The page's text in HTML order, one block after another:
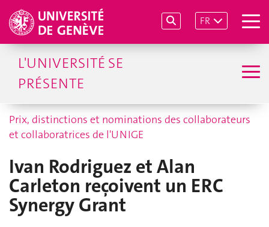
FR
L'UNIVERSITÉ SE
PRÉSENTE
Prix, distinctions et nominations des collaborateurs
et collaboratrices de l'UNIGE
Ivan Rodriguez et Alan
Carleton reçoivent un ERC
Synergy Grant